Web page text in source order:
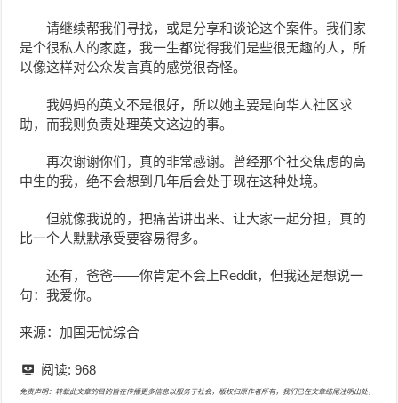
请继续帮我们寻找，或是分享和谈论这个案件。我们家
是个很私人的家庭，我一生都觉得我们是些很无趣的人，所
以像这样对公众发言真的感觉很奇怪。
我妈妈的英文不是很好，所以她主要是向华人社区求
助，而我则负责处理英文这边的事。
再次谢谢你们，真的非常感谢。曾经那个社交焦虑的高
中生的我，绝不会想到几年后会处于现在这种处境。
但就像我说的，把痛苦讲出来、让大家一起分担，真的
比一个人默默承受要容易得多。
还有，爸爸——你肯定不会上Reddit，但我还是想说一
句：我爱你。
来源：加国无忧综合
阅读: 968
免责声明：转载此文章的目的旨在传播更多信息以服务于社会，版权归原作者所有，我们已在文章结尾注明出处，